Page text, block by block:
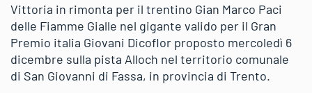
Vittoria in rimonta per il trentino Gian Marco Paci
delle Fiamme Gialle nel gigante valido per il Gran
Premio italia Giovani Dicoflor proposto mercoledì 6
dicembre sulla pista Alloch nel territorio comunale
di San Giovanni di Fassa, in provincia di Trento.